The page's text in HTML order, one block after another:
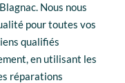
Nous nous
pour toutes vos
qualifiés
en utilisant les
réparations